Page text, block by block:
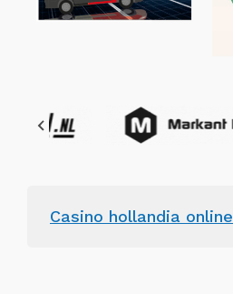
Casino hollandia online